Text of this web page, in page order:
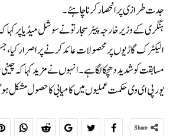
جدت طرازی پر انحصار کرنا چاہئے۔
ہنگری کے وزیر خارجہ پیٹر سجارتو نے سوشل میڈیا پر کہا
الیکٹرک گاڑیوں پر محصولات عائد کرنے پر اصرار کیا
مسابقت کو شدید دھچکا لگا ہے۔ انہوں نے مزید کہا کہ
یورپی ای وی حکمت عملیوں میں کامیابی کا حصول مشکل ہو
Share